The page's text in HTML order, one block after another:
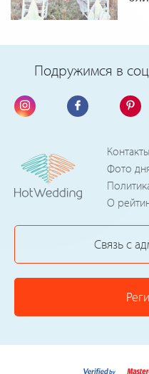
Подружимся в
Контакты
Фото
О
Связь с